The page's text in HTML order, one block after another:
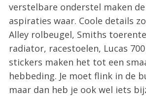
verstelbare onderstel maken
aspiraties waar. Coole details
Alley rolbeugel, Smiths
radiator, racestoelen, Lucas
stickers maken het tot een
hebbeding. Je moet flink in de
maar dan heb je ook wel iets